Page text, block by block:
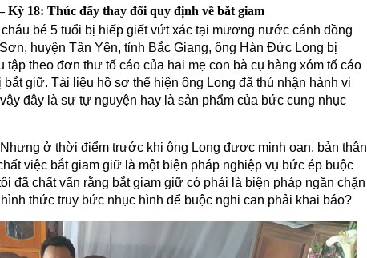
18: Thúc đẩy thay đổi quy định về bắt giam
bé 5 tuổi bị hiếp giết vứt xác tại mương nước cánh đồng
huyện Tân Yên, tỉnh Bắc Giang, ông Hàn Đức Long bị
tập theo đơn thư tố cáo của hai mẹ con bà cụ hàng xóm tố cáo
bắt giữ. Tài liệu hồ sơ thể hiện ông Long đã thú nhận hành vi
đây là sự tự nguyện hay là sản phẩm của bức cung nhục
ở thời điểm trước khi ông Long được minh oan, bản thân
việc bắt giam giữ là một biện pháp nghiệp vụ bức ép buộc
đã chất vấn rằng bắt giam giữ có phải là biện pháp ngăn chặn
thức truy bức nhục hình để buộc nghi can phải khai báo?